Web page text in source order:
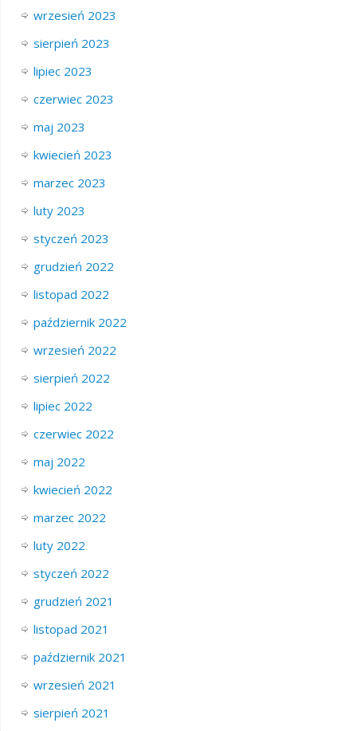
wrzesień 2023
sierpień 2023
lipiec 2023
czerwiec 2023
maj 2023
kwiecień 2023
marzec 2023
luty 2023
styczeń 2023
grudzień 2022
listopad 2022
październik 2022
wrzesień 2022
sierpień 2022
lipiec 2022
czerwiec 2022
maj 2022
kwiecień 2022
marzec 2022
luty 2022
styczeń 2022
grudzień 2021
listopad 2021
październik 2021
wrzesień 2021
sierpień 2021